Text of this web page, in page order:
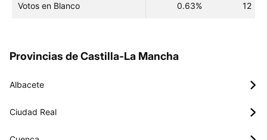
Votos en Blanco 0.63% 12
Provincias de Castilla-La Mancha
Albacete
Ciudad Real